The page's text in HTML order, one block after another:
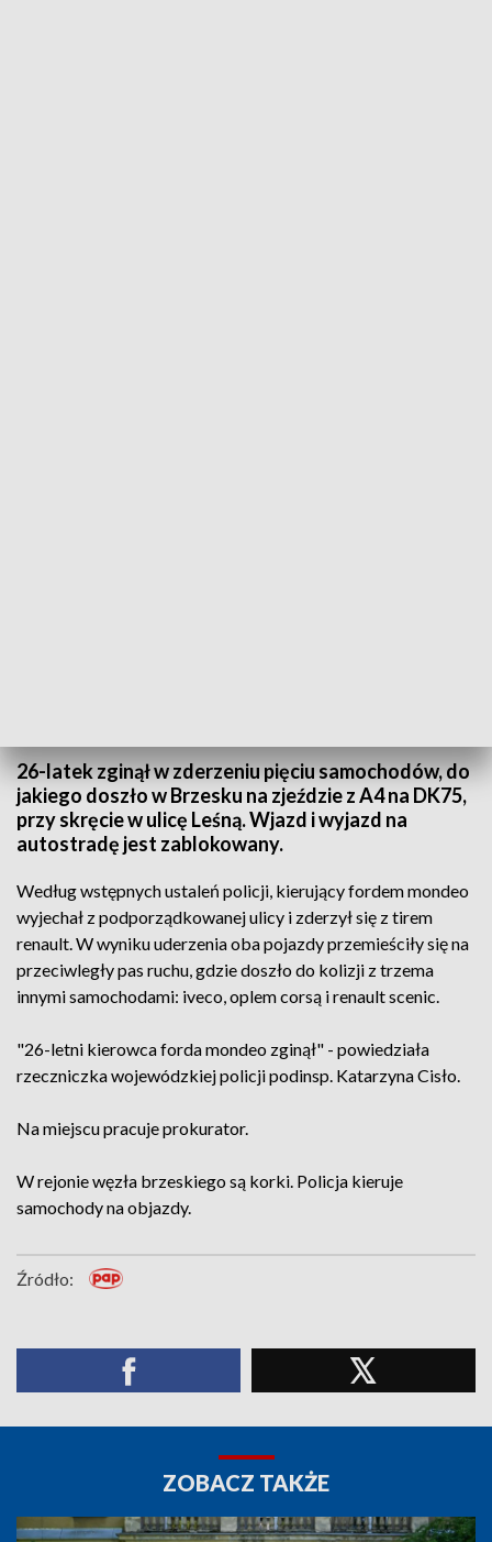
26-latek zginął w zderzeniu pięciu samochodów, do
jakiego doszło w Brzesku na zjeździe z A4 na DK75,
przy skręcie w ulicę Leśną. Wjazd i wyjazd na
autostradę jest zablokowany.
Według wstępnych ustaleń policji, kierujący fordem mondeo
wyjechał z podporządkowanej ulicy i zderzył się z tirem
renault. W wyniku uderzenia oba pojazdy przemieściły się na
przeciwległy pas ruchu, gdzie doszło do kolizji z trzema
innymi samochodami: iveco, oplem corsą i renault scenic.
"26-letni kierowca forda mondeo zginął" - powiedziała
rzeczniczka wojewódzkiej policji podinsp. Katarzyna Cisło.
Na miejscu pracuje prokurator.
W rejonie węzła brzeskiego są korki. Policja kieruje
samochody na objazdy.
Źródło:
ZOBACZ TAKŻE